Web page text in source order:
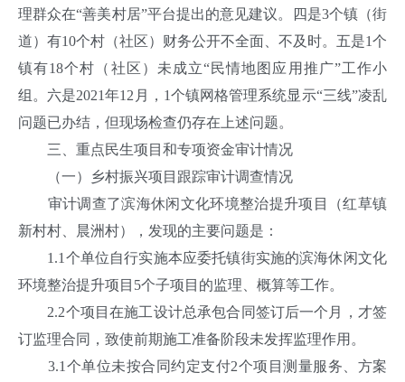
理群众在“善美村居”平台提出的意见建议。四是3个镇（街
道）有10个村（社区）财务公开不全面、不及时。五是1个
镇有18个村（社区）未成立“民情地图应用推广”工作小
组。六是2021年12月，1个镇网格管理系统显示“三线”凌乱
问题已办结，但现场检查仍存在上述问题。
三、重点民生项目和专项资金审计情况
（一）乡村振兴项目跟踪审计调查情况
审计调查了滨海休闲文化环境整治提升项目（红草镇
新村村、晨洲村），发现的主要问题是：
1.1个单位自行实施本应委托镇街实施的滨海休闲文化
环境整治提升项目5个子项目的监理、概算等工作。
2.2个项目在施工设计总承包合同签订后一个月，才签
订监理合同，致使前期施工准备阶段未发挥监理作用。
3.1个单位未按合同约定支付2个项目测量服务、方案